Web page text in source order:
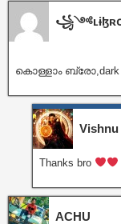
കൊള്ളാം ബ്രോ,dark
Vishnu
Thanks bro
ACHU